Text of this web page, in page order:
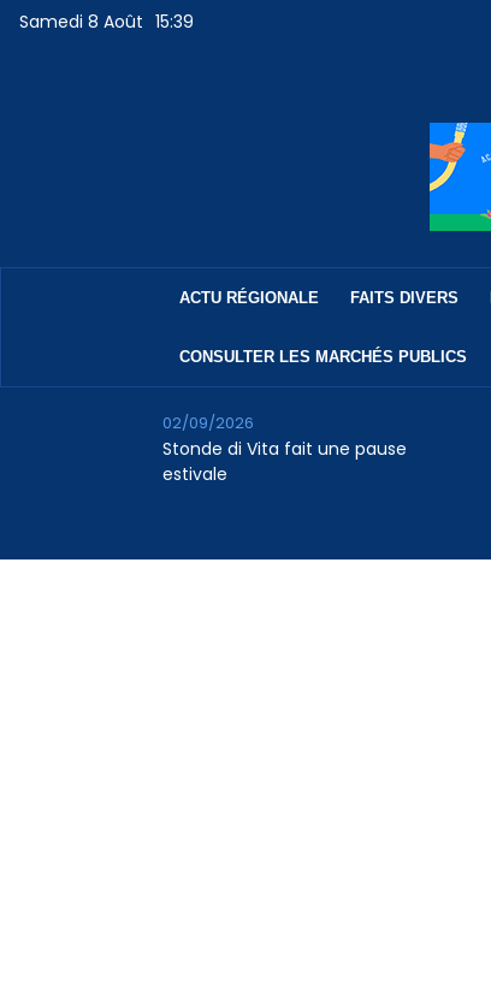
Samedi 8 Août 15:39
ACTU RÉGIONALE FAITS DIVERS
CONSULTER LES MARCHÉS PUBLICS
Stonde di Vita fait une pause
estivale
02/09/2026